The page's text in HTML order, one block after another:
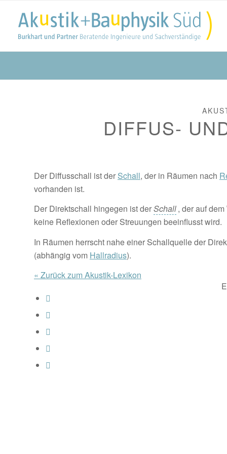
DIFFUS-
Der Diffusschall ist der Schall, der in Räumen nach
vorhanden ist.
Der Direktschall hingegen ist derSchall, der auf
keine Reflexionen oder Streuungen beeinflusst wird.
In Räumen herrscht nahe einer Schallquelle der
(abhängig vom Hallradius).
« Zurück zum Akustik-Lexikon